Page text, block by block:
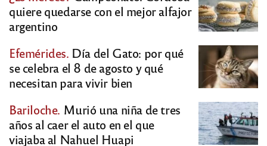
quiere quedarse con el mejor alfajor
argentino
Efemérides. Día del Gato: por qué
se celebra el 8 de agosto y qué
necesitan para vivir bien
Bariloche. Murió una niña de tres
años al caer el auto en el que
viajaba al Nahuel Huapi